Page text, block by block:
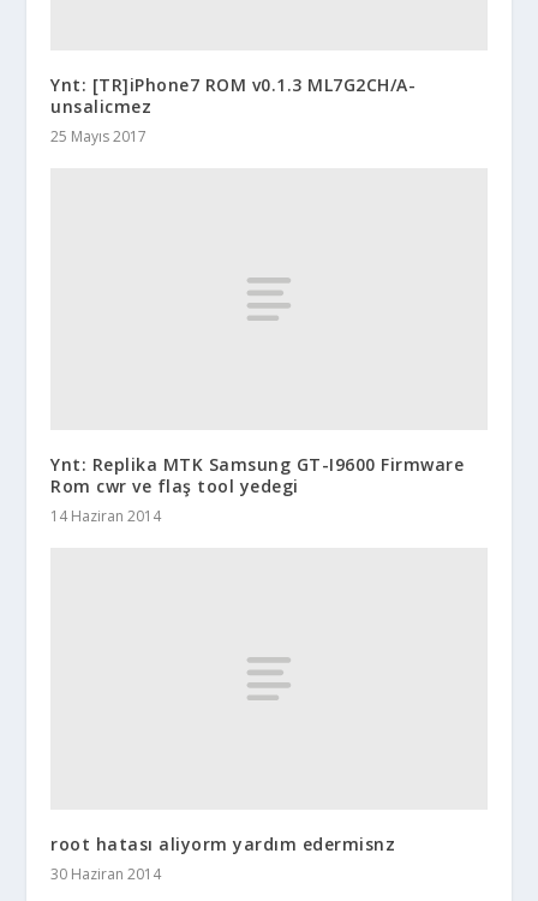
Ynt: [TR]iPhone7 ROM v0.1.3 ML7G2CH/A-
unsalicmez
25 Mayıs 2017
Ynt: Replika MTK Samsung GT-I9600 Firmware
Rom cwr ve flaş tool yedegi
14 Haziran 2014
root hatası aliyorm yardım edermisnz
30 Haziran 2014